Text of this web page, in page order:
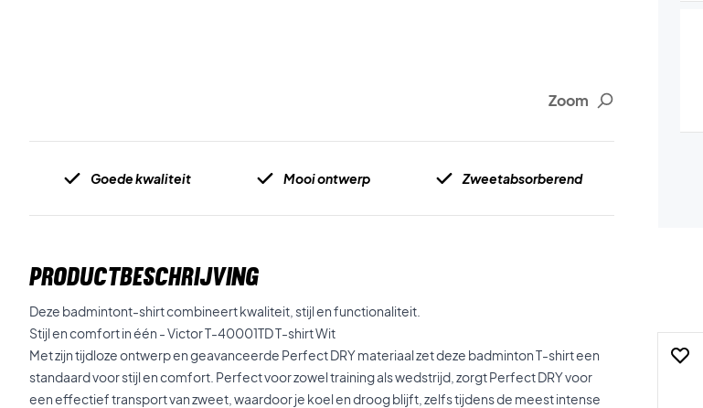
Zoom
Goede kwaliteit Mooi ontwerp Zweetabsorberend
PRODUCTBESCHRIJVING
Deze badmintont-shirt combineert kwaliteit, stijl en functionaliteit.
Stijl en comfort in één - Victor T-40001TD T-shirt Wit
Met zijn tijdloze ontwerp en geavanceerde Perfect DRY materiaal zet deze badminton T-shirt een
standaard voor stijl en comfort. Perfect voor zowel training als wedstrijd, zorgt Perfect DRY voor
een effectief transport van zweet, waardoor je koel en droog blijft, zelfs tijdens de meest intense